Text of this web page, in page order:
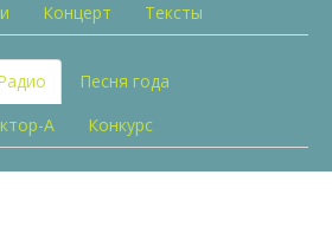
Концерт Тексты
Песня года
А Конкурс